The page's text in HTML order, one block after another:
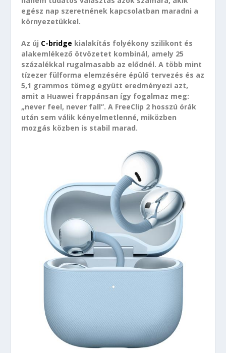
egész nap szeretnének kapcsolatban maradni a
környezetükkel.
Az új C-bridge kialakítás folyékony szilikont és
alakemlékező ötvözetet kombinál, amely 25
százalékkal rugalmasabb az elődnél. A több mint
tízezer fülforma elemzésére épülő tervezés és az
5,1 grammos tömeg együtt eredményezi azt,
amit a Huawei frappánsan így fogalmaz meg:
„never feel, never fall”. A FreeClip 2 hosszú órák
után sem válik kényelmetlenné, miközben
mozgás közben is stabil marad.